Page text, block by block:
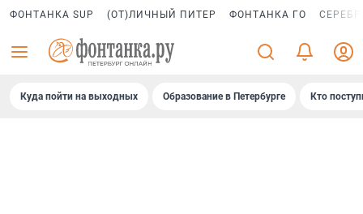
ФОНТАНКА SUP (ОТ)ЛИЧНЫЙ ПИТЕР ФОНТАНКА ГО
Куда пойти на выходных Образование в Петербурге Кто